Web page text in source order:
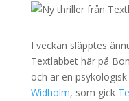
I veckan släpptes
Textlabbet här på
och är en
Widholm, som gick